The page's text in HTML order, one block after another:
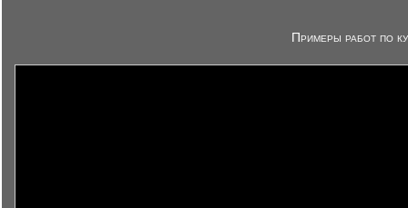
Примеры работ по